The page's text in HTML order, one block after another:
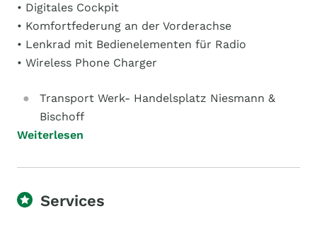
• Digitales Cockpit
• Komfortfederung an der Vorderachse
• Lenkrad mit Bedienelementen für Radio
• Wireless Phone Charger
Transport Werk- Handelsplatz Niesmann &
Bischoff
Weiterlesen
Services